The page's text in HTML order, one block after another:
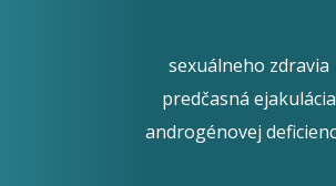
sexuálneho zdravia
predčasná ejakulácia
androgénovej